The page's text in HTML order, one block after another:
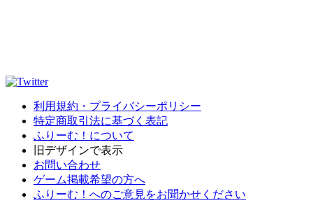
利用規約・プライバシーポリシー
特定商取引法に基づく表記
ふりーむ！について
旧デザインで表示
お問い合わせ
ゲーム掲載希望の方へ
ふりーむ！へのご意見をお聞かせください